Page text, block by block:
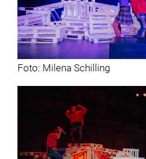
Foto: Milena Schilling